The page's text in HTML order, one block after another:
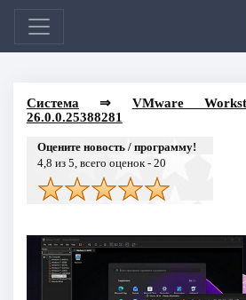
Система ⇒ VMware
26.0.0.25388281
Оцените новость / программу!
4,8 из 5, всего оценок - 20